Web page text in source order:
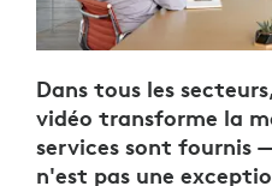
Dans tous les
vidéo transforme la
services sont fournis
n'est pas une